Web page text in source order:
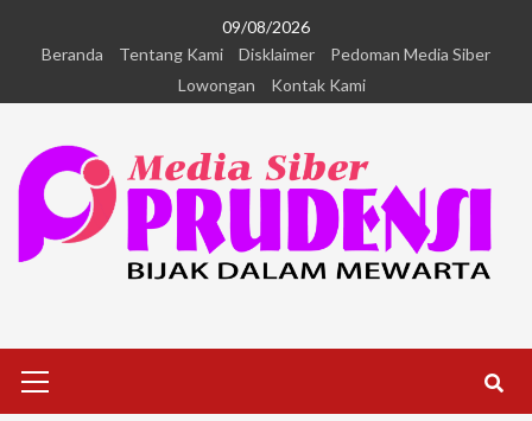
09/08/2026
Beranda
Tentang Kami Disklaimer
Pedoman Media Siber
Lowongan
Kontak Kami